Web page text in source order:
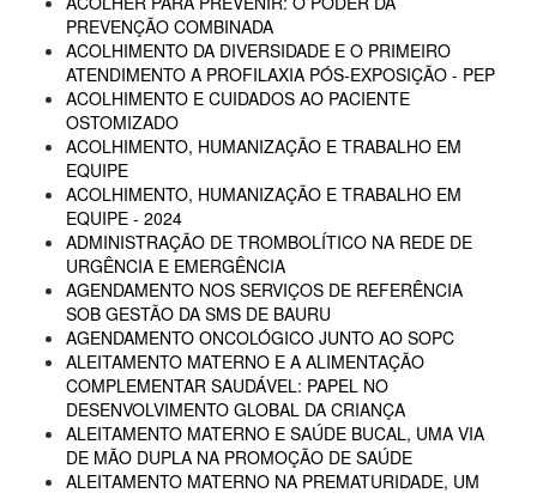
PREVENÇÃO COMBINADA
ACOLHIMENTO DA DIVERSIDADE E O PRIMEIRO
ATENDIMENTO A PROFILAXIA PÓS-EXPOSIÇÃO - PEP
ACOLHIMENTO E CUIDADOS AO PACIENTE
OSTOMIZADO
ACOLHIMENTO, HUMANIZAÇÃO E TRABALHO EM
EQUIPE
ACOLHIMENTO, HUMANIZAÇÃO E TRABALHO EM
EQUIPE - 2024
ADMINISTRAÇÃO DE TROMBOLÍTICO NA REDE DE
URGÊNCIA E EMERGÊNCIA
AGENDAMENTO NOS SERVIÇOS DE REFERÊNCIA
SOB GESTÃO DA SMS DE BAURU
AGENDAMENTO ONCOLÓGICO JUNTO AO SOPC
ALEITAMENTO MATERNO E A ALIMENTAÇÃO
COMPLEMENTAR SAUDÁVEL: PAPEL NO
DESENVOLVIMENTO GLOBAL DA CRIANÇA
ALEITAMENTO MATERNO E SAÚDE BUCAL, UMA VIA
DE MÃO DUPLA NA PROMOÇÃO DE SAÚDE
ALEITAMENTO MATERNO NA PREMATURIDADE, UM